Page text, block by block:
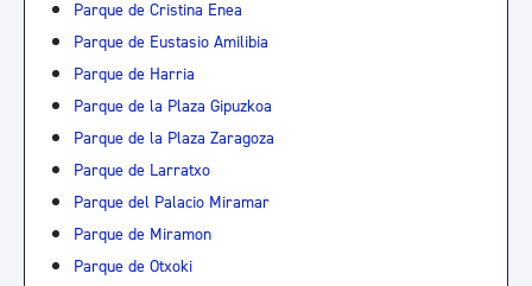
Parque de Cristina Enea
Parque de Eustasio Amilibia
Parque de Harria
Parque de la Plaza Gipuzkoa
Parque de la Plaza Zaragoza
Parque de Larratxo
Parque del Palacio Miramar
Parque de Miramon
Parque de Otxoki